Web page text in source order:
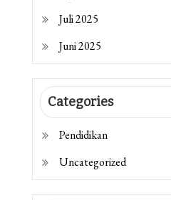
Juli 2025
Juni 2025
Categories
Pendidikan
Uncategorized